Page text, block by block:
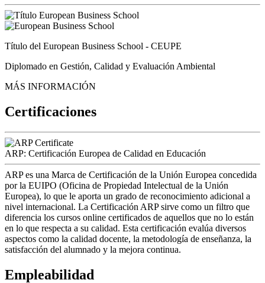
Título del European Business School - CEUPE
Diplomado en Gestión, Calidad y Evaluación Ambiental
MÁS INFORMACIÓN
Certificaciones
ARP: Certificación Europea de Calidad en Educación
ARP es una Marca de Certificación de la Unión Europea concedida
por la EUIPO (Oficina de Propiedad Intelectual de la Unión
Europea), lo que le aporta un grado de reconocimiento adicional a
nivel internacional. La Certificación ARP sirve como un filtro que
diferencia los cursos online certificados de aquellos que no lo están
en lo que respecta a su calidad. Esta certificación evalúa diversos
aspectos como la calidad docente, la metodología de enseñanza, la
satisfacción del alumnado y la mejora continua.
Empleabilidad